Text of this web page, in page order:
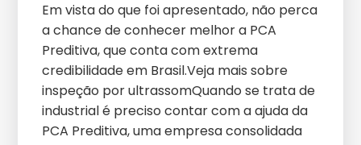
Em vista do que foi apresentado, não perca
a chance de conhecer melhor a PCA
Preditiva, que conta com extrema
credibilidade em Brasil.Veja mais sobre
inspeção por ultrassomQuando se trata de
industrial é preciso contar com a ajuda da
PCA Preditiva, uma empresa consolidada